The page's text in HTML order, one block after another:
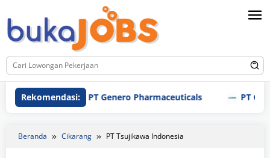
ke
konten
Rekomendasi:PT Genero Pharmaceuticals PT Gunze
Beranda Cikarang PT Tsujikawa Indonesia